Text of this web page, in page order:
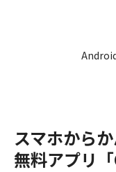
スマホから
無料アプリ